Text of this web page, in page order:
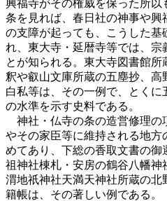
興福寺がその権威を保った所
条を見れば、春日社の神事や
の支障が起っても、こうした
れ、東大寺・延暦寺等では、宗
とが知られる。東大寺図書館
釈や叡山文庫所蔵の五塵抄、
白私等は、その一例で、とく
の水準を示す史料である。
神社・仏寺の条の造営修理の
やその家臣等に維持される地方
めてあり、下総の香取文書の
祖神社棟札・安房の鶴谷八幡神
渭地祇神社天満天神社所蔵の
籍帳は、その著しい例である。